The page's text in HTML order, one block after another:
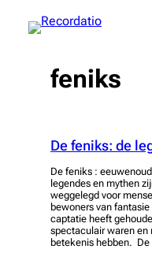
naar
feniks
De feniks: de
De feniks :
legendes en mythen
weggelegd voor
bewoners van
captatie heeft
spectaculair waren en
betekenis hebben.